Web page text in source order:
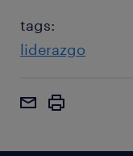
tags:
liderazgo